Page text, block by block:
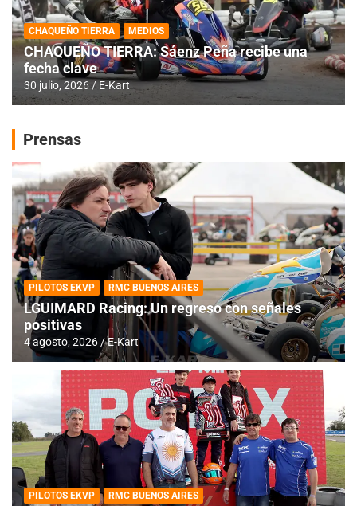
CHAQUEÑO TIERRA MEDIOS
CHAQUEÑO TIERRA: Sáenz Peña recibe una
fecha clave
30 julio, 2026 E-Kart
Prensas
PILOTOS EKVP RMC BUENOS AIRES
LGUIMARD Racing: Un regreso con señales
positivas
4 agosto, 2026 E-Kart
PILOTOS EKVP RMC BUENOS AIRES